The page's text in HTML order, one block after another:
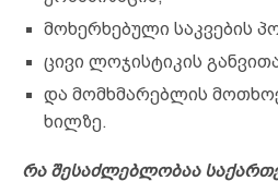
მოხერხებული საკვების
ცივი ლოჯისტიკის
და მომხმარებლის
ხილზე.
რა შესაძლებლობაა